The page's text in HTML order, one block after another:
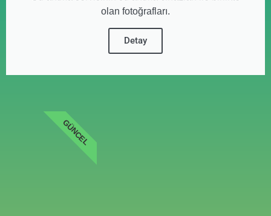
olan fotoğrafları.
Detay
GÜNCEL